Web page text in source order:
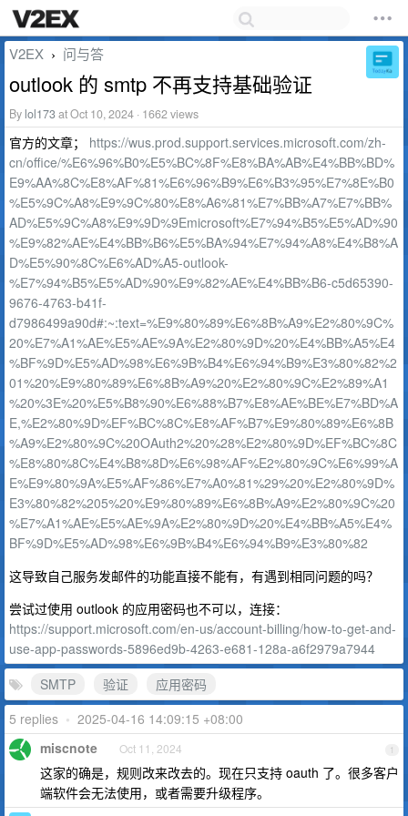
V2EX › 问与答
outlook 的 smtp 不再支持基础验证
By lol173at Oct 10, 2024 · 1662 views
官方的文章； https://wus.prod.support.services.microsoft.com/zh-
cn/office/%E6%96%B0%E5%BC%8F%E8%BA%AB%E4%BB%BD%
E9%AA%8C%E8%AF%81%E6%96%B9%E6%B3%95%E7%8E%B0
%E5%9C%A8%E9%9C%80%E8%A6%81%E7%BB%A7%E7%BB%
AD%E5%9C%A8%E9%9D%9Emicrosoft%E7%94%B5%E5%AD%90
%E9%82%AE%E4%BB%B6%E5%BA%94%E7%94%A8%E4%B8%A
D%E5%90%8C%E6%AD%A5-outlook-
%E7%94%B5%E5%AD%90%E9%82%AE%E4%BB%B6-c5d65390-
9676-4763-b41f-
d7986499a90d#:~:text=%E9%80%89%E6%8B%A9%E2%80%9C%
20%E7%A1%AE%E5%AE%9A%E2%80%9D%20%E4%BB%A5%E4
%BF%9D%E5%AD%98%E6%9B%B4%E6%94%B9%E3%80%82%2
01%20%E9%80%89%E6%8B%A9%20%E2%80%9C%E2%89%A1
%20%3E%20%E5%B8%90%E6%88%B7%E8%AE%BE%E7%BD%A
E,%E2%80%9D%EF%BC%8C%E8%AF%B7%E9%80%89%E6%8B
%A9%E2%80%9C%20OAuth2%20%28%E2%80%9D%EF%BC%8C
%E8%80%8C%E4%B8%8D%E6%98%AF%E2%80%9C%E6%99%A
E%E9%80%9A%E5%AF%86%E7%A0%81%29%20%E2%80%9D%
E3%80%82%205%20%E9%80%89%E6%8B%A9%E2%80%9C%20
%E7%A1%AE%E5%AE%9A%E2%80%9D%20%E4%BB%A5%E4%
BF%9D%E5%AD%98%E6%9B%B4%E6%94%B9%E3%80%82
这导致自己服务发邮件的功能直接不能有，有遇到相同问题的吗？
尝试过使用 outlook 的应用密码也不可以，连接：
https://support.microsoft.com/en-us/account-billing/how-to-get-and-
use-app-passwords-5896ed9b-4263-e681-128a-a6f2979a7944
SMTP
验证
应用密码
5 replies • 2025-04-16 14:09:15 +08:00
1
miscnote Oct 11, 2024
这家的确是，规则改来改去的。现在只支持 oauth 了。很多客户
端软件会无法使用，或者需要升级程序。